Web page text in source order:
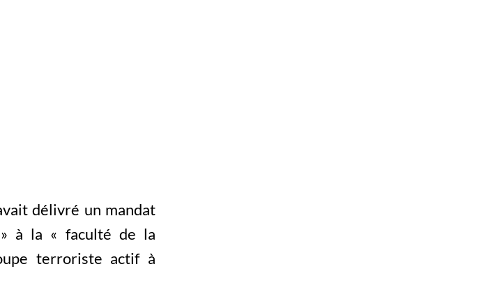
délivré un mandat
à la « faculté de la
terroriste actif à